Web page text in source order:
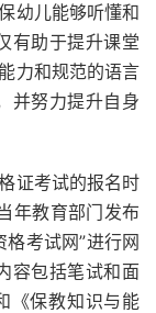
幼儿能够听懂和
有助于提升课堂
力和规范的语言
并努力提升自身
证考试的报名时
年教育部门发布
考试网”进行网
容包括笔试和面
《保教知识与能